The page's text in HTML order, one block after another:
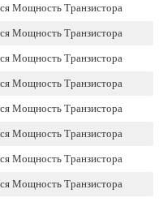
Мощность Транзистора
Мощность Транзистора
Мощность Транзистора
Мощность Транзистора
Мощность Транзистора
Мощность Транзистора
Мощность Транзистора
Мощность Транзистора